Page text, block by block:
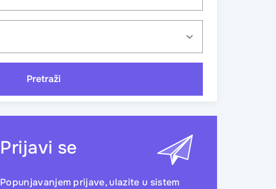
Pretraži
Prijavi se
Popunjavanjem prijave, ulazite u sistem